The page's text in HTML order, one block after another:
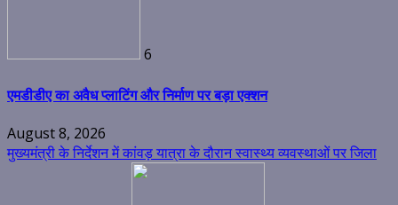
6
एमडीडीए का अवैध प्लाटिंग और निर्माण पर बड़ा एक्शन
August 8, 2026
मुख्यमंत्री के निर्देशन में कांवड़ यात्रा के दौरान स्वास्थ्य व्यवस्थाओं पर जिला